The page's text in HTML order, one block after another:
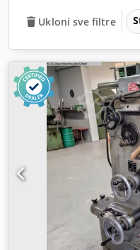
Ukloni sve filtre